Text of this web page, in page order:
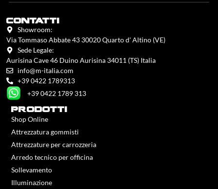
contatti
Showroom:
Via Tommaso Abbate 43 30020 Quarto d' Altino (VE)
Sede Legale:
Aurisina Cave 46 Duino Aurisina 34011 (TS) Italia
info@m-italia.com
+39 0422 1789313
+39 0422 1789 313
prodotti
Shop Online
Attrezzatura gommisti
Attrezzature per carrozzeria
Arredo tecnico per officina
Sollevamento
Illuminazione